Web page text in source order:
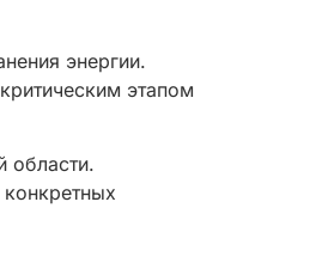
энергии.
этапом
области.